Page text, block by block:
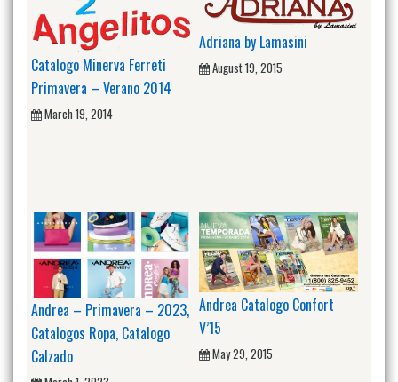
Catalogo Minerva Ferreti
Primavera – Verano 2014
March 19, 2014
Adriana by Lamasini
August 19, 2015
Andrea – Primavera – 2023,
Catalogos Ropa, Catalogo
Calzado
Andrea Catalogo Confort
V’15
May 29, 2015